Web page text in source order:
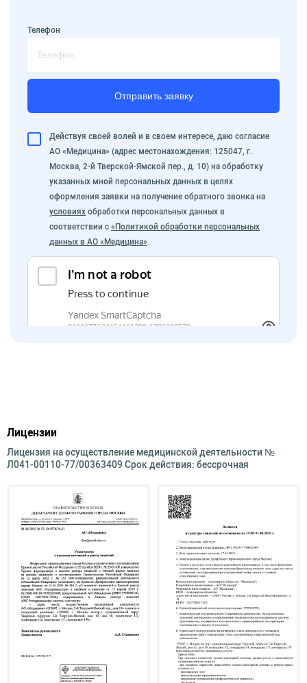
Телефон
Отправить заявку
Действуя своей волей и в своем интересе, даю согласие
АО «Медицина» (адрес местонахождения: 125047, г.
Москва, 2-й Тверской-Ямской пер., д. 10) на обработку
указанных мной персональных данных в целях
оформления заявки на получение обратного звонка на
условиях обработки персональных данных в
соответствии с «Политикой обработки персональных
данных в АО «Медицина».
Лицензии
Лицензия на осуществление медицинской деятельности №
Л041-00110-77/00363409 Срок действия: бессрочная